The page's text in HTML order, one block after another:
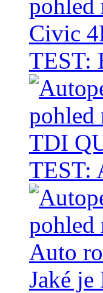
TEST:
TEST:
Jaké